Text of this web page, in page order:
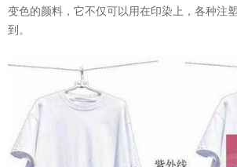
变色的颜料，它不仅可以用在印染上，各种注
到。